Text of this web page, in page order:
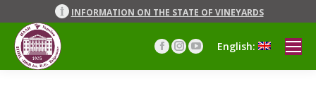
INFORMATION ON THE STATE OF VINEYARDS
Facebook
page
Instagram
page
YouTube
page
English: